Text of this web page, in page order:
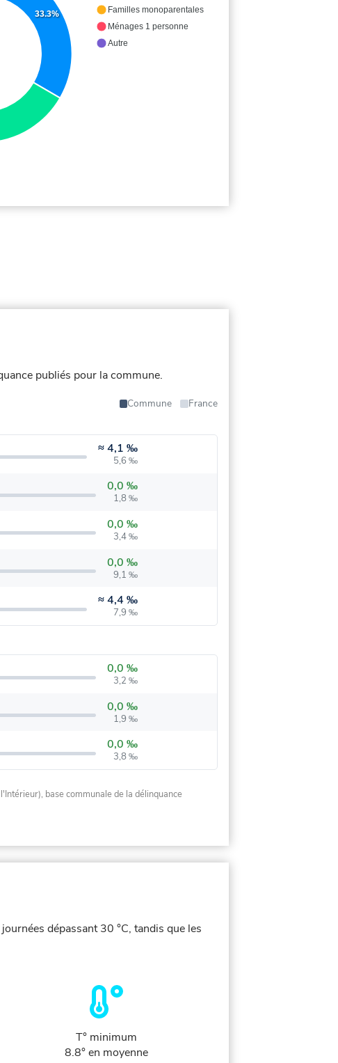
33.3%
Familles monoparentales
Ménages 1 personne
Autre
publiés pour la commune.
Commune
France
≈4,1 ‰
5,6 ‰
0,0 ‰
1,8 ‰
0,0 ‰
3,4 ‰
0,0 ‰
9,1 ‰
≈4,4 ‰
7,9 ‰
0,0 ‰
3,2 ‰
0,0 ‰
1,9 ‰
0,0 ‰
3,8 ‰
base communale de la délinquance
dépassant 30 °C, tandis que les
T° minimum
8.8° en moyenne